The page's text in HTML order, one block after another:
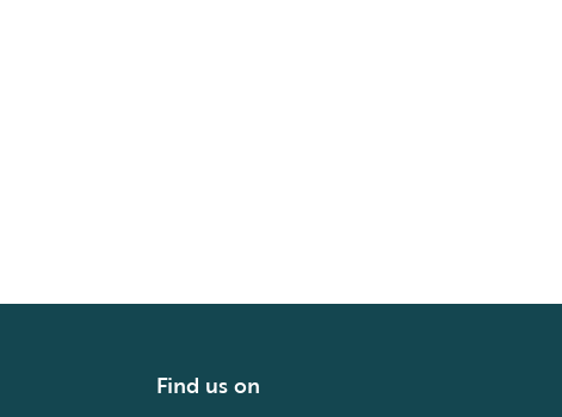
Find us on